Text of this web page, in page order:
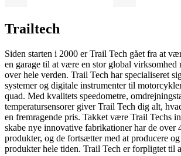
Trailtech
Siden starten i 2000 er Trail Tech gået fra at
en garage til at være en stor global virksomhed
over hele verden. Trail Tech har specialiseret
systemer og digitale instrumenter til
quad. Med kvalitets speedometre,
temperatursensorer giver Trail Tech dig alt,
en fremragende pris. Takket være Trail Techs
skabe nye innovative fabrikationer har de over
produkter, og de fortsætter med at producere
produkter hele tiden. Trail Tech er forpligtet til